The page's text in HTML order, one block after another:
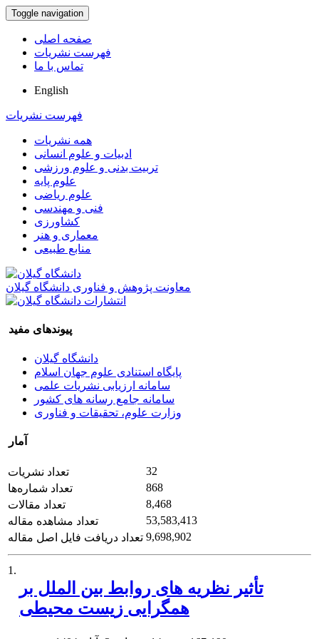
Toggle navigation
صفحه اصلی
فهرست نشریات
تماس با ما
English
فهرست نشریات
همه نشریات
ادبیات و علوم انسانی
تربیت بدنی و علوم ورزشی
علوم پایه
علوم ریاضی
فنی و مهندسی
کشاورزی
معماری و هنر
منابع طبیعی
معاونت پژوهش و فناوری دانشگاه گیلان
پیوندهای مفید
دانشگاه گیلان
پایگاه استنادی علوم جهان اسلام
سامانه ارزیابی نشریات علمی
سامانه جامع رسانه های کشور
وزارت علوم، تحقیقات و فناوری
آمار
تعداد نشریات
32
تعداد شماره‌ها
868
تعداد مقالات
8,468
تعداد مشاهده مقاله
53,583,413
تعداد دریافت فایل اصل مقاله 9,698,902
1.
تأثیر نظریه های روابط بین الملل بر
همگرایی زیست محیطی